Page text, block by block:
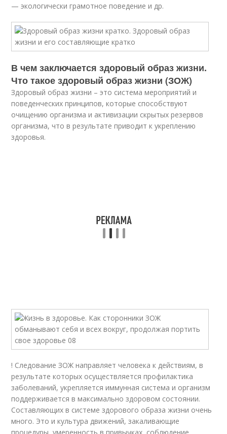
— экологически грамотное поведение и др.
В чем заключается здоровый образ жизни.
Что такое здоровый образ жизни (ЗОЖ)
Здоровый образ жизни – это система мероприятий и
поведенческих принципов, которые способствуют
очищению организма и активизации скрытых резервов
организма, что в результате приводит к укреплению
здоровья.
! Следование ЗОЖ направляет человека к действиям, в
результате которых осуществляется профилактика
заболеваний, укрепляется иммунная система и организм
поддерживается в максимально здоровом состоянии.
Составляющих в системе здорового образа жизни очень
много. Это и культура движений, закаливающие